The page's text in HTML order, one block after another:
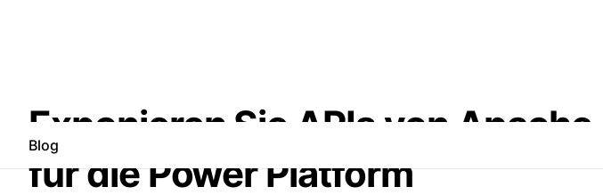
Blog
Exponieren Sie APIs von Apache
für die Power Platform